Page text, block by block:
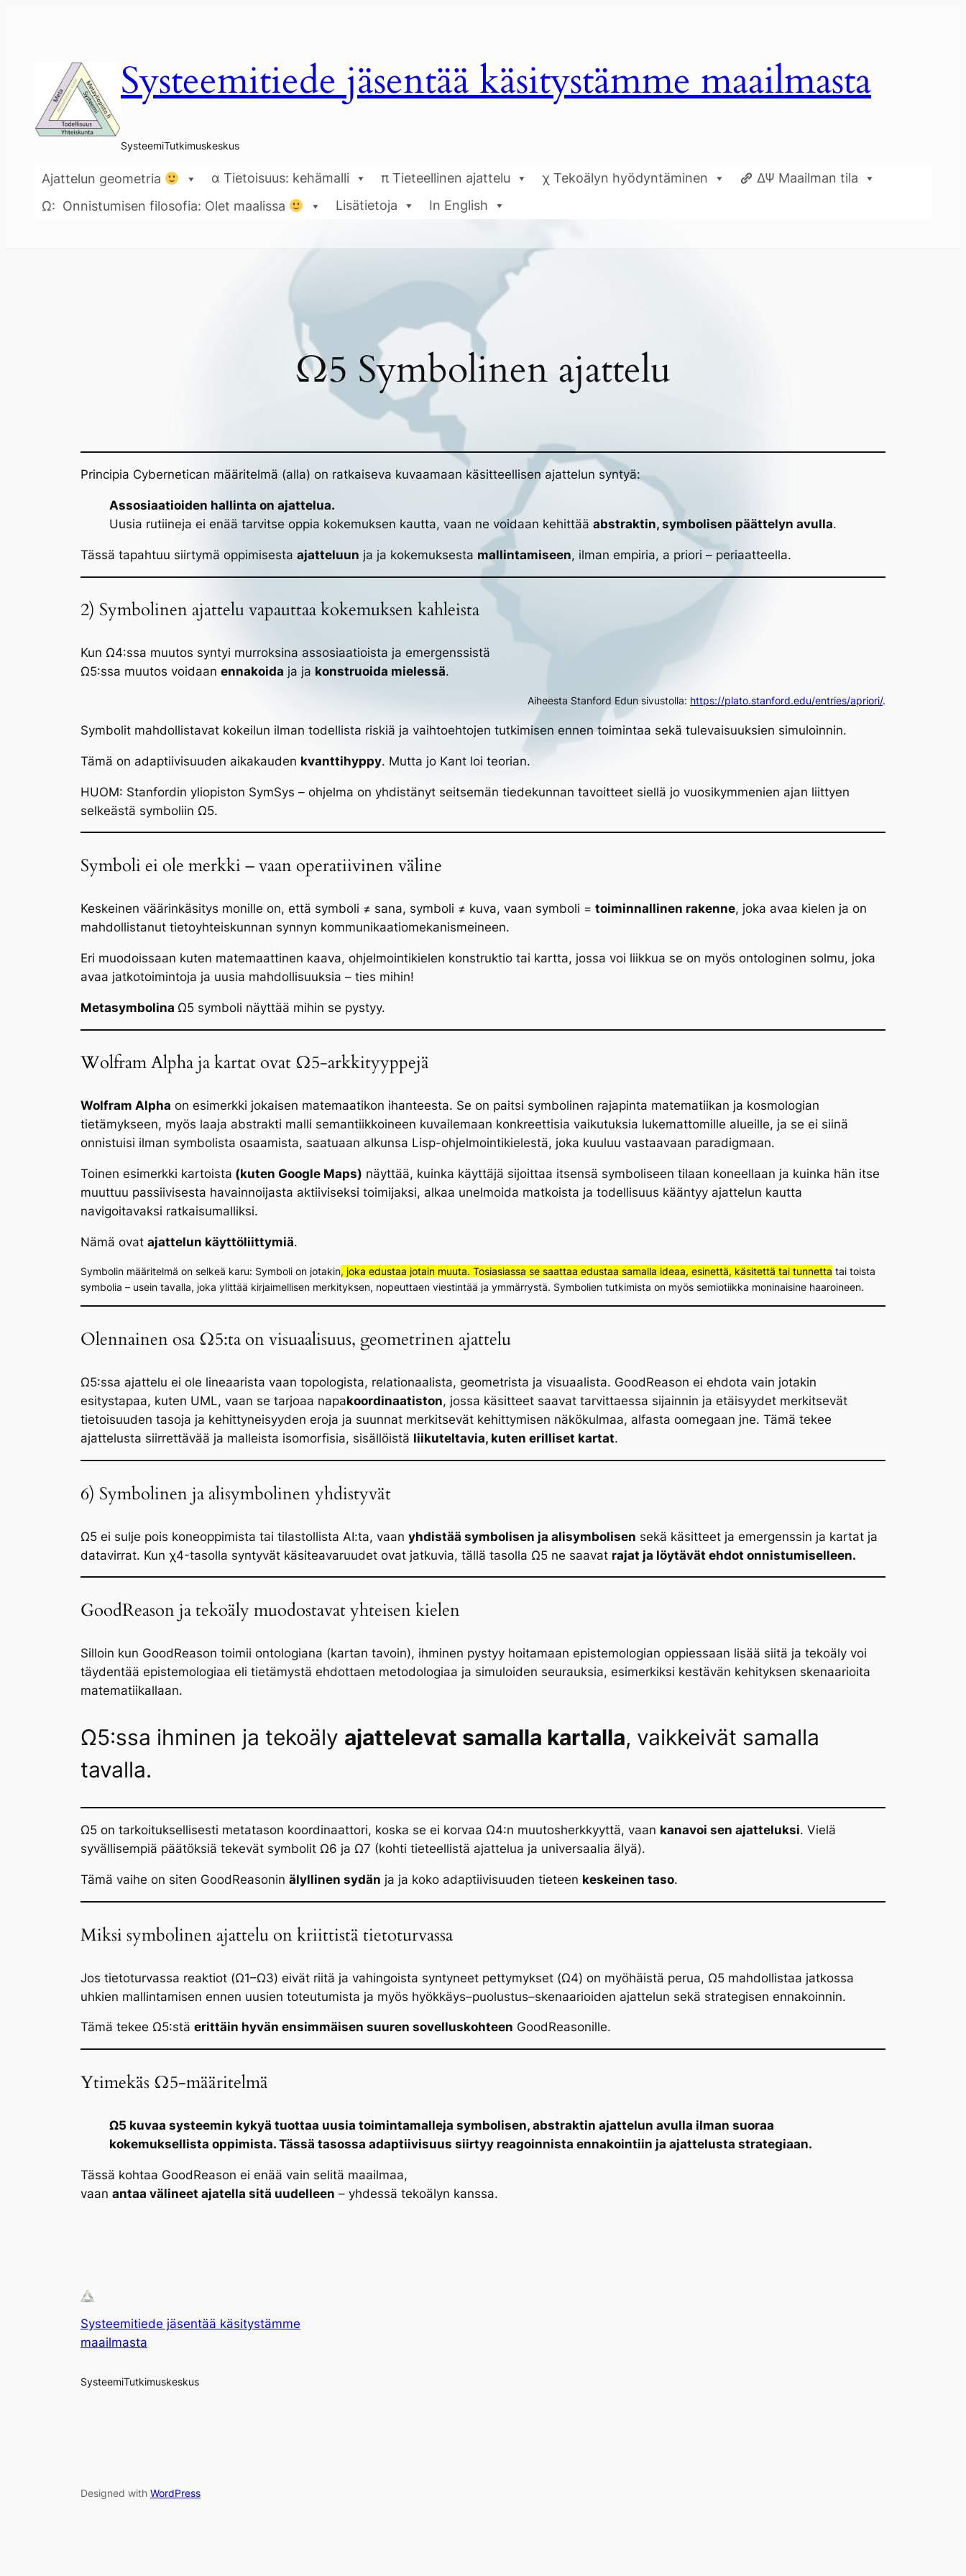
Systeemitiede jäsentää käsitystämme maailmasta
SysteemiTutkimuskeskus
Ajattelun geometria α Tietoisuus: kehämalli π Tieteellinen ajattelu χ Tekoälyn hyödyntäminen
ΔΨ Maailman tila
Ω: Onnistumisen filosofia: Olet maalissa
Lisätietoja In English
Ω5 Symbolinen ajattelu
Principia Cybernetican määritelmä (alla) on ratkaiseva kuvaamaan käsitteellisen ajattelun syntyä:
Assosiaatioiden hallinta on ajattelua.
Uusia rutiineja ei enää tarvitse oppia kokemuksen kautta, vaan ne voidaan kehittää abstraktin, symbolisen päättelyn avulla.
Tässä tapahtuu siirtymä oppimisesta ajatteluun ja ja kokemuksesta mallintamiseen, ilman empiria, a priori – periaatteella.
2) Symbolinen ajattelu vapauttaa kokemuksen kahleista
Kun Ω4:ssa muutos syntyi murroksina assosiaatioista ja emergenssistä
Ω5:ssa muutos voidaan ennakoida ja ja konstruoida mielessä.
Aiheesta Stanford Edun sivustolla: https://plato.stanford.edu/entries/apriori/.
Symbolit mahdollistavat kokeilun ilman todellista riskiä ja vaihtoehtojen tutkimisen ennen toimintaa sekä tulevaisuuksien simuloinnin.
Tämä on adaptiivisuuden aikakauden kvanttihyppy. Mutta jo Kant loi teorian.
HUOM: Stanfordin yliopiston SymSys – ohjelma on yhdistänyt seitsemän tiedekunnan tavoitteet siellä jo vuosikymmenien ajan liittyen
selkeästä symboliin Ω5.
Symboli ei ole merkki – vaan operatiivinen väline
Keskeinen väärinkäsitys monille on, että symboli ≠ sana, symboli ≠ kuva, vaan symboli = toiminnallinen rakenne, joka avaa kielen ja on
mahdollistanut tietoyhteiskunnan synnyn kommunikaatiomekanismeineen.
Eri muodoissaan kuten matemaattinen kaava, ohjelmointikielen konstruktio tai kartta, jossa voi liikkua se on myös ontologinen solmu, joka
avaa jatkotoimintoja ja uusia mahdollisuuksia – ties mihin!
Metasymbolina Ω5 symboli näyttää mihin se pystyy.
Wolfram Alpha ja kartat ovat Ω5-arkkityyppejä
Wolfram Alpha on esimerkki jokaisen matemaatikon ihanteesta. Se on paitsi symbolinen rajapinta matematiikan ja kosmologian
tietämykseen, myös laaja abstrakti malli semantiikkoineen kuvailemaan konkreettisia vaikutuksia lukemattomille alueille, ja se ei siinä
onnistuisi ilman symbolista osaamista, saatuaan alkunsa Lisp-ohjelmointikielestä, joka kuuluu vastaavaan paradigmaan.
Toinen esimerkki kartoista (kuten Google Maps) näyttää, kuinka käyttäjä sijoittaa itsensä symboliseen tilaan koneellaan ja kuinka hän itse
muuttuu passiivisesta havainnoijasta aktiiviseksi toimijaksi, alkaa unelmoida matkoista ja todellisuus kääntyy ajattelun kautta
navigoitavaksi ratkaisumalliksi.
Nämä ovat ajattelun käyttöliittymiä.
Symbolin määritelmä on selkeä karu: Symboli on jotakin, joka edustaa jotain muuta. Tosiasiassa se saattaa edustaa samalla ideaa, esinettä, käsitettä tai tunnetta tai toista
symbolia – usein tavalla, joka ylittää kirjaimellisen merkityksen, nopeuttaen viestintää ja ymmärrystä. Symbolien tutkimista on myös semiotiikka moninaisine haaroineen.
Olennainen osa Ω5:ta on visuaalisuus, geometrinen ajattelu
Ω5:ssa ajattelu ei ole lineaarista vaan topologista, relationaalista, geometrista ja visuaalista. GoodReason ei ehdota vain jotakin
esitystapaa, kuten UML, vaan se tarjoaa napakoordinaatiston, jossa käsitteet saavat tarvittaessa sijainnin ja etäisyydet merkitsevät
tietoisuuden tasoja ja kehittyneisyyden eroja ja suunnat merkitsevät kehittymisen näkökulmaa, alfasta oomegaan jne. Tämä tekee
ajattelusta siirrettävää ja malleista isomorfisia, sisällöistä liikuteltavia, kuten erilliset kartat.
6) Symbolinen ja alisymbolinen yhdistyvät
Ω5 ei sulje pois koneoppimista tai tilastollista AI:ta, vaan yhdistää symbolisen ja alisymbolisen sekä käsitteet ja emergenssin ja kartat ja
datavirrat. Kun χ4-tasolla syntyvät käsiteavaruudet ovat jatkuvia, tällä tasolla Ω5 ne saavat rajat ja löytävät ehdot onnistumiselleen.
GoodReason ja tekoäly muodostavat yhteisen kielen
Silloin kun GoodReason toimii ontologiana (kartan tavoin), ihminen pystyy hoitamaan epistemologian oppiessaan lisää siitä ja tekoäly voi
täydentää epistemologiaa eli tietämystä ehdottaen metodologiaa ja simuloiden seurauksia, esimerkiksi kestävän kehityksen skenaarioita
matematiikallaan.
Ω5:ssa ihminen ja tekoäly ajattelevat samalla kartalla, vaikkeivät samalla
tavalla.
Ω5 on tarkoituksellisesti metatason koordinaattori, koska se ei korvaa Ω4:n muutosherkkyyttä, vaan kanavoi sen ajatteluksi. Vielä
syvällisempiä päätöksiä tekevät symbolit Ω6 ja Ω7 (kohti tieteellistä ajattelua ja universaalia älyä).
Tämä vaihe on siten GoodReasonin älyllinen sydän ja ja koko adaptiivisuuden tieteen keskeinen taso.
Miksi symbolinen ajattelu on kriittistä tietoturvassa
Jos tietoturvassa reaktiot (Ω1–Ω3) eivät riitä ja vahingoista syntyneet pettymykset (Ω4) on myöhäistä perua, Ω5 mahdollistaa jatkossa
uhkien mallintamisen ennen uusien toteutumista ja myös hyökkäys–puolustus–skenaarioiden ajattelun sekä strategisen ennakoinnin.
Tämä tekee Ω5:stä erittäin hyvän ensimmäisen suuren sovelluskohteen GoodReasonille.
Ytimekäs Ω5-määritelmä
Ω5 kuvaa systeemin kykyä tuottaa uusia toimintamalleja symbolisen, abstraktin ajattelun avulla ilman suoraa
kokemuksellista oppimista. Tässä tasossa adaptiivisuus siirtyy reagoinnista ennakointiin ja ajattelusta strategiaan.
Tässä kohtaa GoodReason ei enää vain selitä maailmaa,
vaan antaa välineet ajatella sitä uudelleen – yhdessä tekoälyn kanssa.
Systeemitiede jäsentää käsitystämme
maailmasta
SysteemiTutkimuskeskus
Designed with WordPress